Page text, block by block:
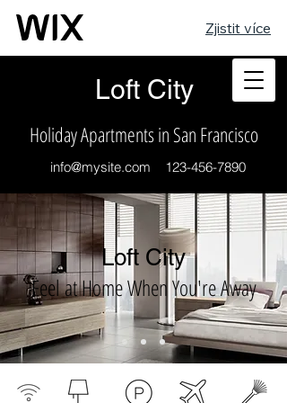
Zjistit více